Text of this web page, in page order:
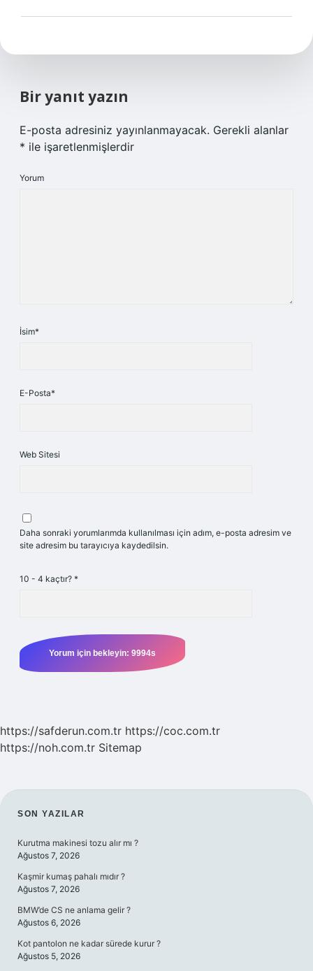
Bir yanıt yazın
E-posta adresiniz yayınlanmayacak. Gerekli alanlar
* ile işaretlenmişlerdir
Yorum
İsim*
E-Posta*
Web Sitesi
Daha sonraki yorumlarımda kullanılması için adım, e-posta adresim ve
site adresim bu tarayıcıya kaydedilsin.
10 - 4 kaçtır? *
https://safderun.com.tr https://coc.com.tr
https://noh.com.tr Sitemap
SIDEBAR
SON YAZILAR
Kurutma makinesi tozu alır mı ?
Ağustos 7, 2026
Kaşmir kumaş pahalı mıdır ?
Ağustos 7, 2026
BMW’de CS ne anlama gelir ?
Ağustos 6, 2026
Kot pantolon ne kadar sürede kurur ?
Ağustos 5, 2026